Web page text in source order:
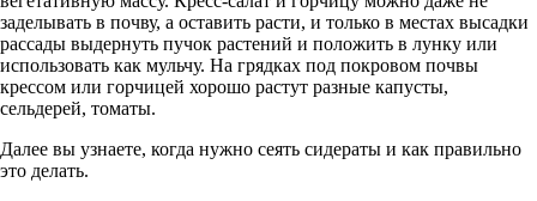
заделывать в почву, а оставить расти, и только в местах высадки
рассады выдернуть пучок растений и положить в лунку или
использовать как мульчу. На грядках под покровом почвы
крессом или горчицей хорошо растут разные капусты,
сельдерей, томаты.
Далее вы узнаете, когда нужно сеять сидераты и как правильно
это делать.